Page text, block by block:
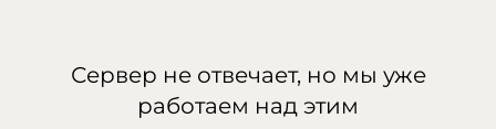
Сервер не отвечает, но мы уже
работаем над этим